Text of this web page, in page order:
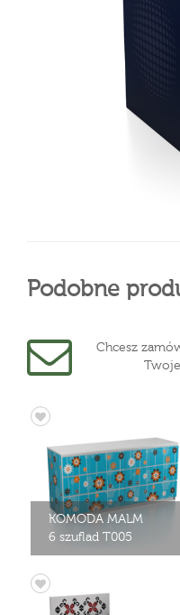
Podobne
Chcesz
KOMODA MALM
6 szuflad T005